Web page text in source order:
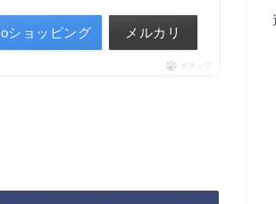
ショッピング メルカリ
ポチップ